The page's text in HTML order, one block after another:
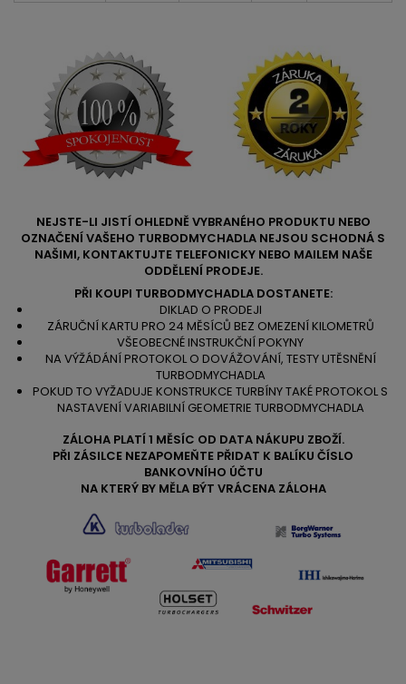
NEJSTE-LI JISTÍ OHLEDNĚ VYBRANÉHO PRODUKTU NEBO
OZNAČENÍ VAŠEHO TURBODMYCHADLA NEJSOU SCHODNÁ S
NAŠIMI, KONTAKTUJTE TELEFONICKY NEBO MAILEM NAŠE
ODDĚLENÍ PRODEJE.
PŘI KOUPI TURBODMYCHADLA DOSTANETE:
DIKLAD O PRODEJI
ZÁRUČNÍ KARTU PRO 24 MĚSÍCŮ BEZ OMEZENÍ KILOMETRŮ
VŠEOBECNÉ INSTRUKČNÍ POKYNY
NA VÝŽÁDÁNÍ PROTOKOL O DOVÁŽOVÁNÍ, TESTY UTĚSNĚNÍ
TURBODMYCHADLA
POKUD TO VYŽADUJE KONSTRUKCE TURBÍNY TAKÉ PROTOKOL S
NASTAVENÍ VARIABILNÍ GEOMETRIE TURBODMYCHADLA
ZÁLOHA PLATÍ 1 MĚSÍC OD DATA NÁKUPU ZBOŽÍ.
PŘI ZÁSILCE NEZAPOMEŇTE PŘIDAT K BALÍKU ČÍSLO
BANKOVNÍHO ÚČTU
NA KTERÝ BY MĚLA BÝT VRÁCENA ZÁLOHA